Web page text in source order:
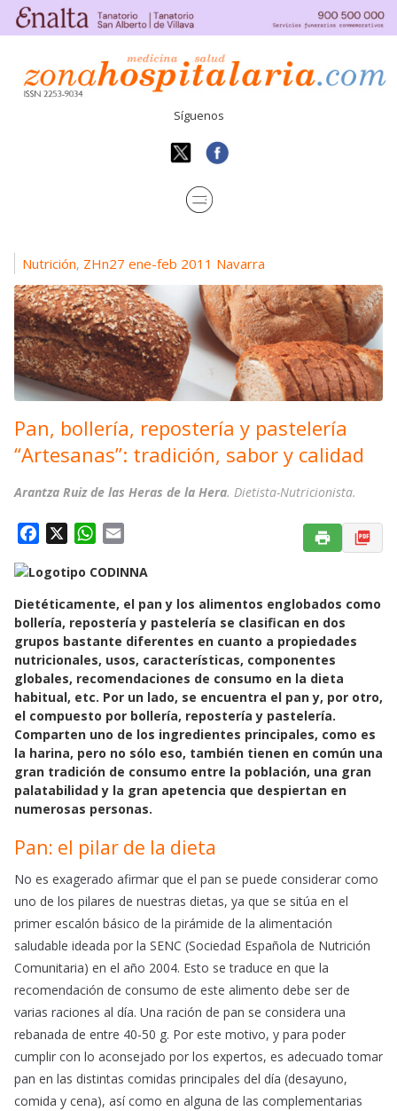
Síguenos
Nutrición, ZHn27 ene-feb 2011 Navarra
Pan, bollería, repostería y pastelería
“Artesanas”: tradición, sabor y calidad
Arantza Ruiz de las Heras de la Hera. Dietista-Nutricionista.
c
e
b
o
o
k
W
a
t
s
A
p
p
a
i
l
Dietéticamente, el pan y los alimentos englobados como
bollería, repostería y pastelería se clasifican en dos
grupos bastante diferentes en cuanto a propiedades
nutricionales, usos, características, componentes
globales, recomendaciones de consumo en la dieta
habitual, etc. Por un lado, se encuentra el pan y, por otro,
el compuesto por bollería, repostería y pastelería.
Comparten uno de los ingredientes principales, como es
la harina, pero no sólo eso, también tienen en común una
gran tradición de consumo entre la población, una gran
palatabilidad y la gran apetencia que despiertan en
numerosas personas.
Pan: el pilar de la dieta
No es exagerado afirmar que el pan se puede considerar como
uno de los pilares de nuestras dietas, ya que se sitúa en el
primer escalón básico de la pirámide de la alimentación
saludable ideada por la SENC (Sociedad Española de Nutrición
Comunitaria) en el año 2004. Esto se traduce en que la
recomendación de consumo de este alimento debe ser de
varias raciones al día. Una ración de pan se considera una
rebanada de entre 40-50 g. Por este motivo, y para poder
cumplir con lo aconsejado por los expertos, es adecuado tomar
pan en las distintas comidas principales del día (desayuno,
comida y cena), así como en alguna de las complementarias